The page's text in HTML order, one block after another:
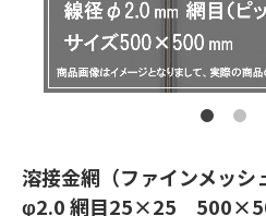
溶接金網（ファインメッシ
φ2.0 網目25×25